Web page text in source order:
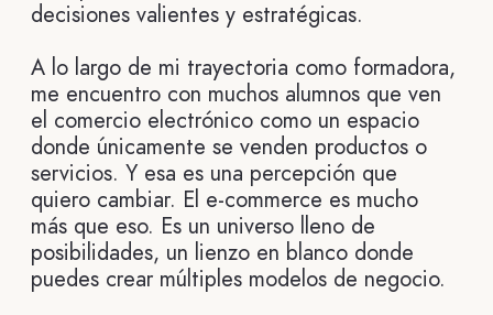
decisiones valientes y estratégicas.
A lo largo de mi trayectoria como formadora,
me encuentro con muchos alumnos que ven
el comercio electrónico como un espacio
donde únicamente se venden productos o
servicios. Y esa es una percepción que
quiero cambiar. El e-commerce es mucho
más que eso. Es un universo lleno de
posibilidades, un lienzo en blanco donde
puedes crear múltiples modelos de negocio.